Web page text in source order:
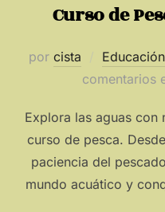
Curso de
por cista Educación
comentarios
Explora las aguas con
curso de pesca.
paciencia del
mundo acuático y